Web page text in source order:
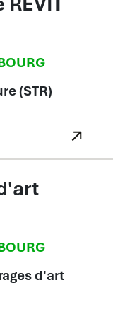
(STR)
d'art